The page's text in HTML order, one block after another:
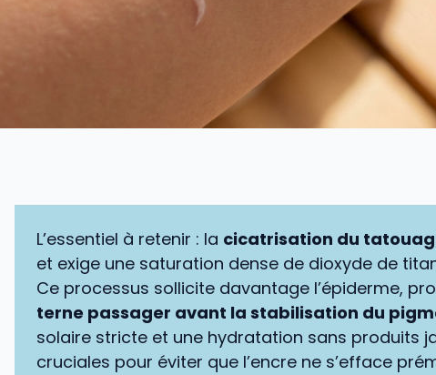
L’essentiel à retenir : la cicatrisation du
et exige une saturation dense de dioxyde de
Ce processus sollicite davantage l’épiderme,
terne passager avant la stabilisation du
solaire stricte et une hydratation sans produits
cruciales pour éviter que l’encre ne s’efface